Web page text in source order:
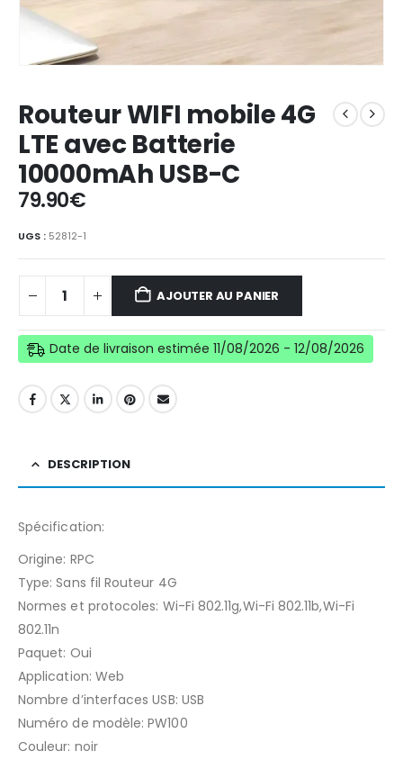
Routeur WIFI mobile 4G
LTE avec Batterie
10000mAh USB-C
79.90€
UGS : 52812-1
AJOUTER AU PANIER
Date de livraison estimée 11/08/2026 - 12/08/2026
DESCRIPTION
Spécification:
Origine: RPC
Type: Sans fil Routeur 4G
Normes et protocoles: Wi-Fi 802.11g,Wi-Fi 802.11b,Wi-Fi
802.11n
Paquet: Oui
Application: Web
Nombre d’interfaces USB: USB
Numéro de modèle: PW100
Couleur: noir